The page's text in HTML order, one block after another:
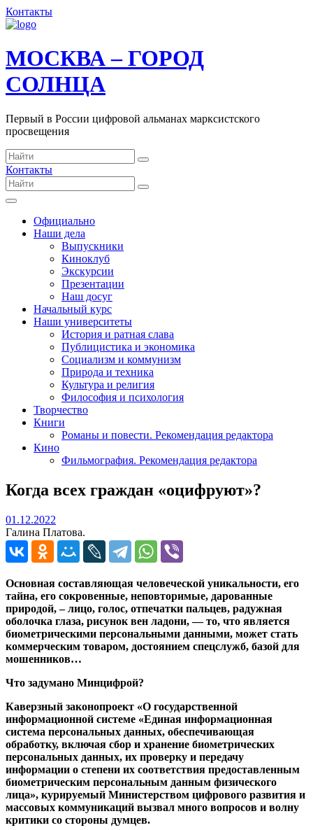
Контакты
МОСКВА – ГОРОД
СОЛНЦА
Первый в России цифровой альманах марксистского
просвещения
Контакты
Официально
Наши дела
Выпускники
Киноклуб
Экскурсии
Презентации
Наш досуг
Начальный курс
Наши университеты
История и ратная слава
Публицистика и экономика
Социализм и коммунизм
Природа и техника
Культура и религия
Философия и психология
Творчество
Книги
Романы и повести. Рекомендация редактора
Кино
Фильмография. Рекомендация редактора
Когда всех граждан «оцифруют»?
01.12.2022
Галина Платова.
Основная составляющая человеческой уникальности, его
тайна, его сокровенные, неповторимые, дарованные
природой, – лицо, голос, отпечатки пальцев, радужная
оболочка глаза, рисунок вен ладони, — то, что является
биометрическими персональными данными, может стать
коммерческим товаром, достоянием спецслужб, базой для
мошенников…
Что задумано Минцифрой?
Каверзный законопроект «О государственной
информационной системе «Единая информационная
система персональных данных, обеспечивающая
обработку, включая сбор и хранение биометрических
персональных данных, их проверку и передачу
информации о степени их соответствия предоставленным
биометрическим персональным данным физического
лица», курируемый Министерством цифрового развития и
массовых коммуникаций вызвал много вопросов и волну
критики со стороны думцев.